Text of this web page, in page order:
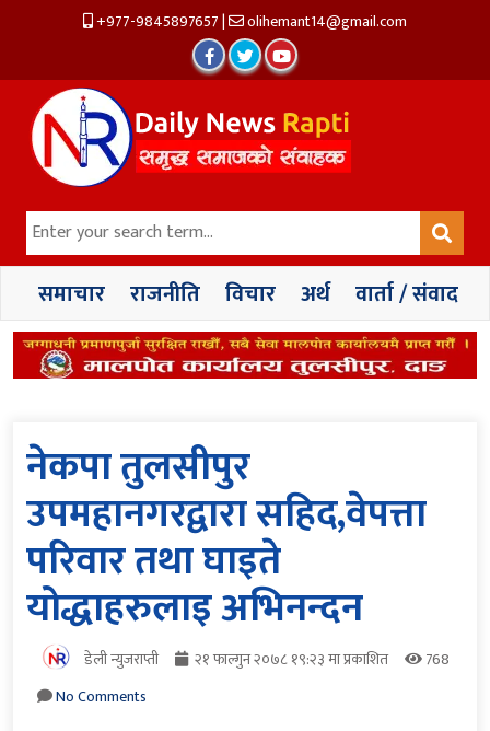
+977-9845897657| olihemant14@gmail.com
समाचार राजनीति विचार अर्थ वार्ता / संवाद
नेकपा तुलसीपुर
उपमहानगरद्वारा सहिद,वेपत्ता
परिवार तथा घाइते
योद्धाहरुलाइ अभिनन्दन
डेली न्युजराप्ती २१ फाल्गुन २०७८ १९:२३ मा प्रकाशित
768
No Comments